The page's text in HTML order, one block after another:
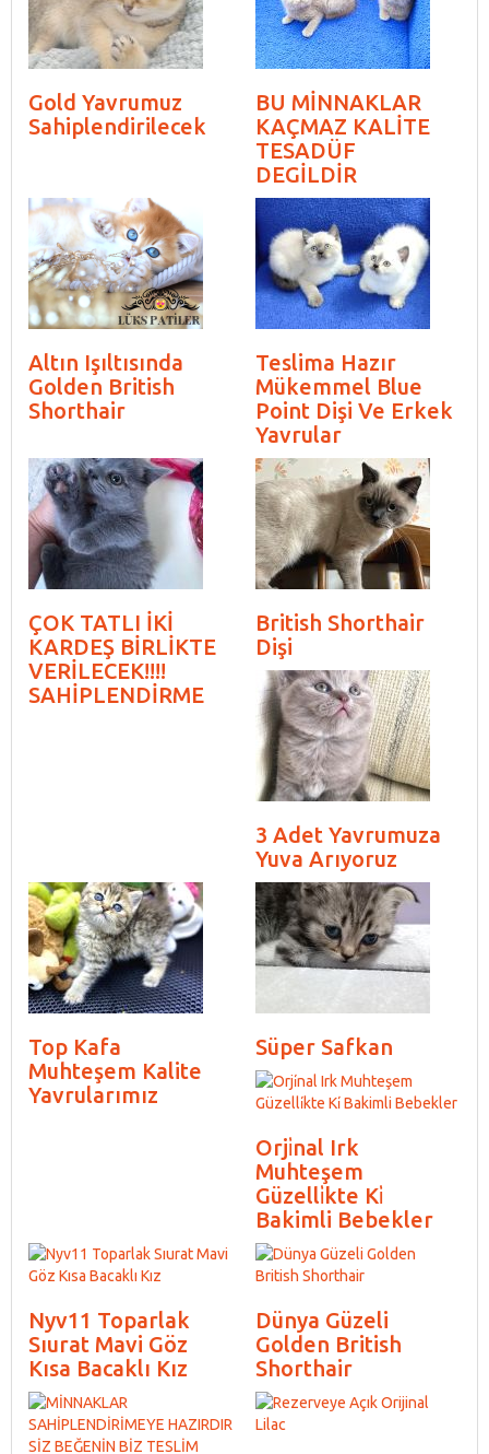
Gold Yavrumuz
Sahiplendirilecek
BU MİNNAKLAR
KAÇMAZ KALİTE
TESADÜF
DEGİLDİR
Altın Işıltısında
Golden British
Shorthair
Teslima Hazır
Mükemmel Blue
Point Dişi Ve Erkek
Yavrular
ÇOK TATLI İKİ
KARDEŞ BİRLİKTE
VERİLECEK!!!!
SAHİPLENDİRME
British Shorthair
Dişi
3 Adet Yavrumuza
Yuva Arıyoruz
Top Kafa
Muhteşem Kalite
Yavrularımız
Süper Safkan
Orji̇nal Irk
Muhteşem
Güzelli̇kte Ki̇
Bakimli Bebekler
Nyv11 Toparlak
Sıurat Mavi Göz
Kısa Bacaklı Kız
Dünya Güzeli
Golden British
Shorthair